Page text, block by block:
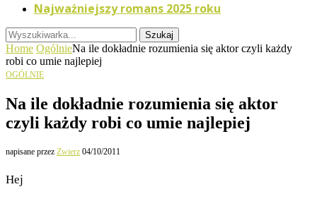
Najważniejszy romans 2025 roku
Szukaj
Home OgólnieNa ile dokładnie rozumienia się aktor czyli każdy
robi co umie najlepiej
OGÓLNIE
Na ile dokładnie rozumienia się aktor
czyli każdy robi co umie najlepiej
napisane przez Zwierz 04/10/2011
Hej